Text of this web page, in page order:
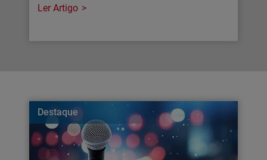
Ler Artigo
Destaque